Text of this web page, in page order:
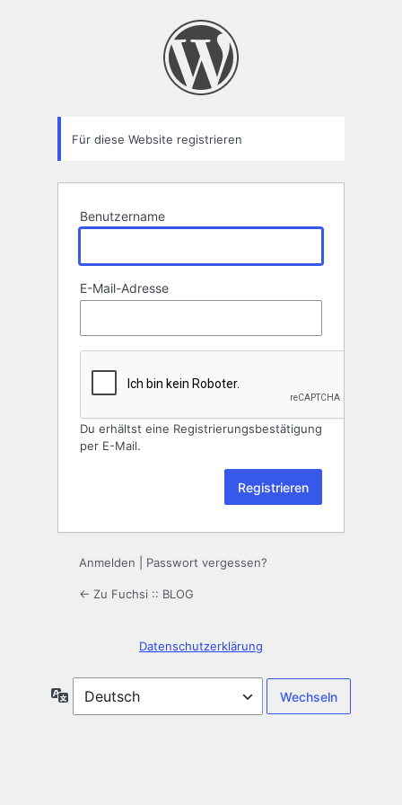
Registrierungsformular
Für diese Website registrieren
Benutzername
E-Mail-Adresse
Du erhältst eine Registrierungsbestätigung
per E-Mail.
Anmelden Passwort vergessen?
← Zu Fuchsi :: BLOG
Datenschutzerklärung
Sprache